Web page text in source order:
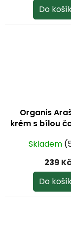
Do
Organis
krém s bílou
Skladem
239 Kč
Do